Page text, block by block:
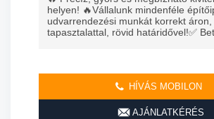
helyen! 🔥Vállalunk mindenféle
udvarrendezési munkát korrekt
tapasztalattal, rövid határidővel!✅
HÍVÁS MOBILON
AJÁNLATKÉRÉS